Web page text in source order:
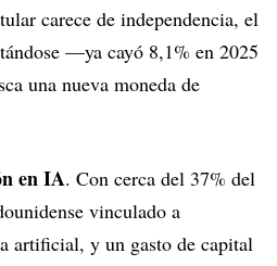
carece de independencia, el
—ya cayó 8,1% en 2025
una nueva moneda de
en IA. Con cerca del 37% del
vinculado a
artificial, y un gasto de capital